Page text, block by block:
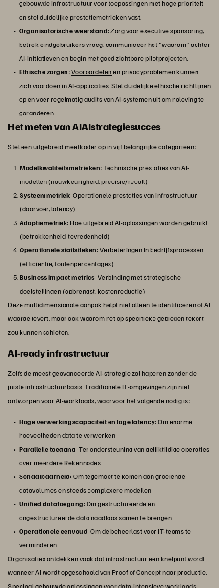
gebouwde infrastructuur voor toepassingen met hoge prioriteit
en stel duidelijke prestatiemetrieken vast.
Organisatorische weerstand: Zorg voor executive sponsoring,
betrek eindgebruikers vroeg, communiceer het "waarom" achter
AI-initiatieven en begin met goed zichtbare pilotprojecten.
Ethische zorgen:Vooroordelenen privacyproblemen kunnen
zich voordoen in AI-applicaties. Stel duidelijke ethische richtlijnen
op en voer regelmatig audits van AI-systemen uit om naleving te
garanderen.
Het meten van AIAIstrategiesucces
Stel een uitgebreid meetkader op in vijf belangrijke categorieën:
Modelkwaliteitsmetrieken: Technische prestaties van AI-
modellen (nauwkeurigheid, precisie/recall)
Systeemmetriek: Operationele prestaties van infrastructuur
(doorvoer, latency)
Adoptiemetriek: Hoe uitgebreid AI-oplossingen worden gebruikt
(betrokkenheid, tevredenheid)
Operationele statistieken: Verbeteringen in bedrijfsprocessen
(efficiëntie, foutenpercentages)
Business impact metrics: Verbinding met strategische
doelstellingen (opbrengst, kostenreductie)
Deze multidimensionale aanpak helpt niet alleen te identificeren of AI
waarde levert, maar ook waarom het op specifieke gebieden tekort
zou kunnen schieten.
AI-ready infrastructuur
Zelfs de meest geavanceerde AI-strategie zal haperen zonder de
juiste infrastructuurbasis. Traditionele IT-omgevingen zijn niet
ontworpen voor AI-workloads, waarvoor het volgende nodig is:
Hoge verwerkingscapaciteit en lage latency: Om enorme
hoeveelheden data te verwerken
Parallelle toegang: Ter ondersteuning van gelijktijdige operaties
over meerdere Rekennodes
Schaalbaarheid: Om tegemoet te komen aan groeiende
datavolumes en steeds complexere modellen
Unified datatoegang: Om gestructureerde en
ongestructureerde data naadloos samen te brengen
Operationele eenvoud: Om de beheerlast voor IT-teams te
verminderen
Organisaties ontdekken vaak dat infrastructuur een knelpunt wordt
wanneer AI wordt opgeschaald van Proof of Concept naar productie.
Speciaal gebouwde oplossingen voor data-intensieve workloads